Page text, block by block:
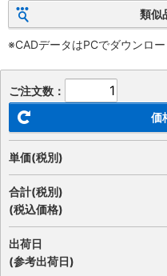
類似
※CADデータはPCでダウンロ
ご注文数：
価
単価(税別)
合計(税別)
(税込価格)
出荷日
(参考出荷日)